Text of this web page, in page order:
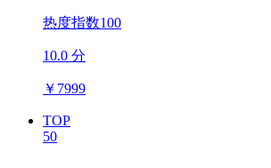
热度指数100
10.0 分
￥ 7999
TOP
50